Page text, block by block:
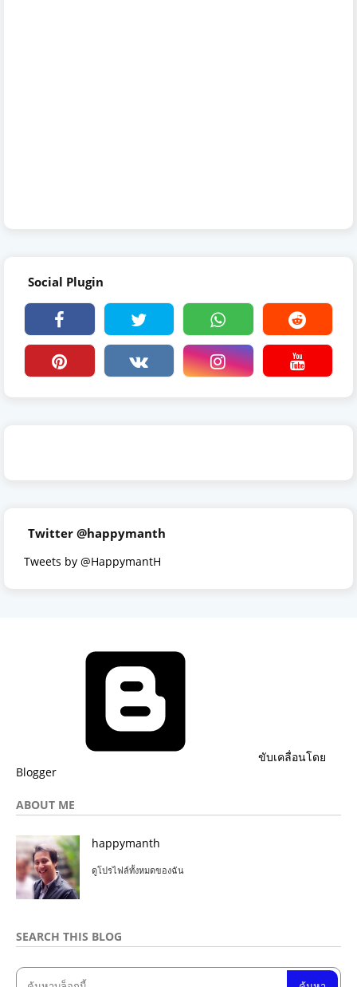
Social Plugin
Twitter @happymanth
Tweets by @HappymantH
ขับเคลื่อนโดย
Blogger
ABOUT ME
happymanth
ดูโปรไฟล์ทั้งหมดของฉัน
SEARCH THIS BLOG